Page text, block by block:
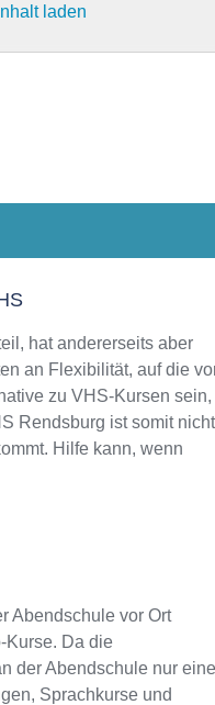
laden
E.V.
hat andererseits aber
an Flexibilität, auf die
zu VHS-Kursen sein,
Rendsburg ist somit nicht
Hilfe kann, wenn
Abendschule vor Ort
Kurse. Da die
der Abendschule nur eine
Sprachkurse und